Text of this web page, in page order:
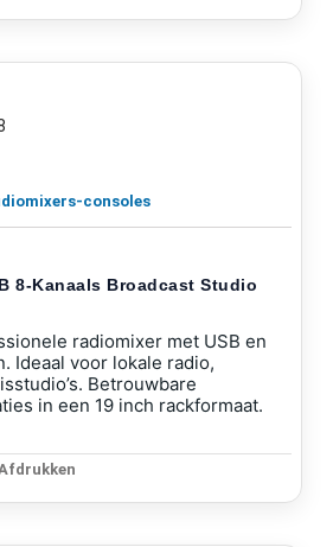
consoles
8-Kanaals Broadcast Studio
radiomixer met USB en
Ideaal voor lokale radio,
Betrouwbare
in een 19 inch rackformaat.